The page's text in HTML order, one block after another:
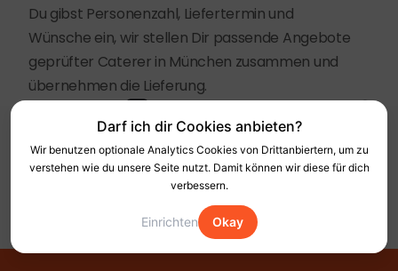
Du gibst Personenzahl, Liefertermin und
Wünsche ein, wir stellen Dir passende Angebote
geprüfter Caterer in München zusammen und
übernehmen die Lieferung.
Darf ich dir Cookies anbieten?
Wir benutzen optionale Analytics Cookies von Drittanbiertern, um zu
verstehen wie du unsere Seite nutzt. Damit können wir diese für dich
verbessern.
Einrichten Okay